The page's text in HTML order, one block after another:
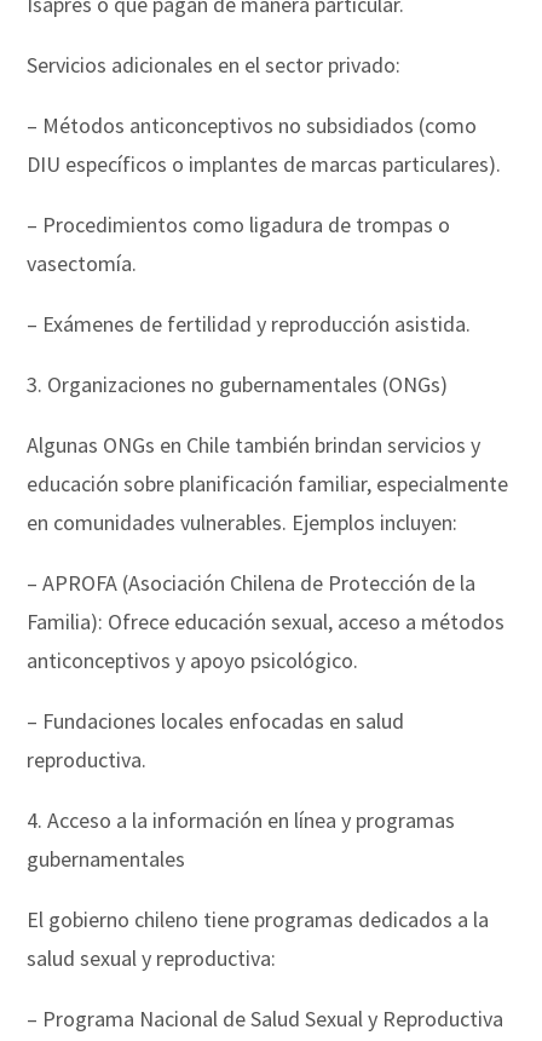
Servicios adicionales en el sector privado:
– Métodos anticonceptivos no subsidiados (como
DIU específicos o implantes de marcas particulares).
– Procedimientos como ligadura de trompas o
vasectomía.
– Exámenes de fertilidad y reproducción asistida.
3. Organizaciones no gubernamentales (ONGs)
Algunas ONGs en Chile también brindan servicios y
educación sobre planificación familiar, especialmente
en comunidades vulnerables. Ejemplos incluyen:
– APROFA (Asociación Chilena de Protección de la
Familia): Ofrece educación sexual, acceso a métodos
anticonceptivos y apoyo psicológico.
– Fundaciones locales enfocadas en salud
reproductiva.
4. Acceso a la información en línea y programas
gubernamentales
El gobierno chileno tiene programas dedicados a la
salud sexual y reproductiva:
– Programa Nacional de Salud Sexual y Reproductiva